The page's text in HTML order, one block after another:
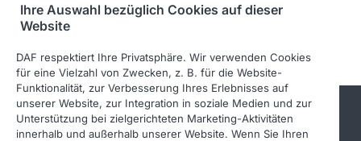
Quick links
Ihre Auswahl bezüglich Cookies auf dieser
Website
DAF respektiert Ihre Privatsphäre. Wir verwenden Cookies
für eine Vielzahl von Zwecken, z. B. für die Website-
Funktionalität, zur Verbesserung Ihres Erlebnisses auf
unserer Website, zur Integration in soziale Medien und zur
Unterstützung bei zielgerichteten Marketing-Aktivitäten
innerhalb und außerhalb unserer Website. Wenn Sie Ihren